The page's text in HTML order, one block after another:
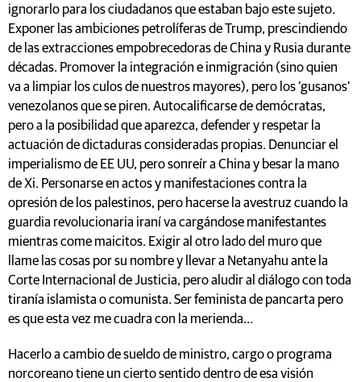
ignorarlo para los ciudadanos que estaban bajo este sujeto.
Exponer las ambiciones petrolíferas de Trump, prescindiendo
de las extracciones empobrecedoras de China y Rusia durante
décadas. Promover la integración e inmigración (sino quien
va a limpiar los culos de nuestros mayores), pero los ‘gusanos’
venezolanos que se piren. Autocalificarse de demócratas,
pero a la posibilidad que aparezca, defender y respetar la
actuación de dictaduras consideradas propias. Denunciar el
imperialismo de EE UU, pero sonreír a China y besar la mano
de Xi. Personarse en actos y manifestaciones contra la
opresión de los palestinos, pero hacerse la avestruz cuando la
guardia revolucionaria iraní va cargándose manifestantes
mientras come maicitos. Exigir al otro lado del muro que
llame las cosas por su nombre y llevar a Netanyahu ante la
Corte Internacional de Justicia, pero aludir al diálogo con toda
tiranía islamista o comunista. Ser feminista de pancarta pero
es que esta vez me cuadra con la merienda…
Hacerlo a cambio de sueldo de ministro, cargo o programa
norcoreano tiene un cierto sentido dentro de esa visión